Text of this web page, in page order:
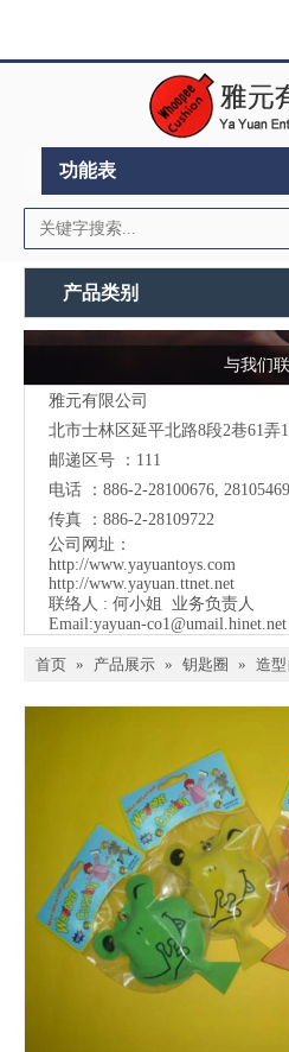
功能表
产品类别
与我们
雅元有限公司
北市士林区延平北路8段2巷61弄
邮递区号 ：111
电话 ：886-2-28100676, 28105469
传真 ：886-2-28109722
公司网址：
http://www.yayuantoys.com
http://www.yayuan.ttnet.net
联络人 : 何小姐 业务负责人
Email:yayuan-co1@umail.hinet.net
首页 » 产品展示 » 钥匙圈 » 造